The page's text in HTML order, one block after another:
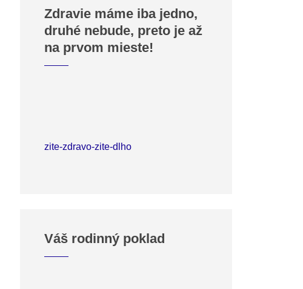
Zdravie máme iba jedno,
druhé nebude, preto je až
na prvom mieste!
zite-zdravo-zite-dlho
Váš rodinný poklad